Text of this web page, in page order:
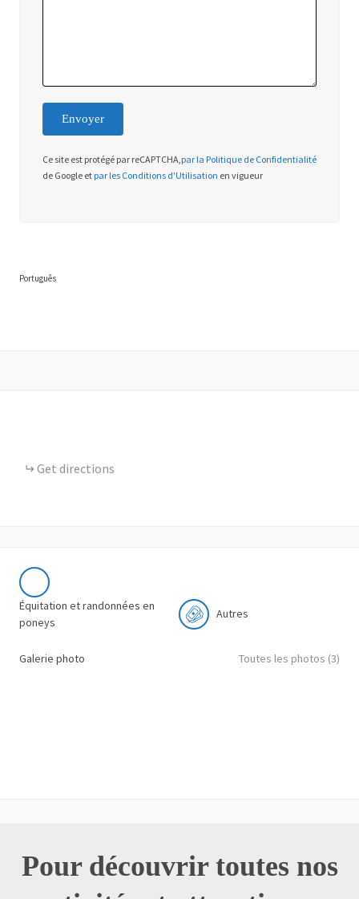
Ce site est protégé par reCAPTCHA, par la Politique de Confidentialité
de Google et par les Conditions d'Utilisation en vigueur
Português
Get directions
Équitation et randonnées en
poneys
Autres
Galerie photo Toutes les photos (3)
Pour découvrir toutes nos